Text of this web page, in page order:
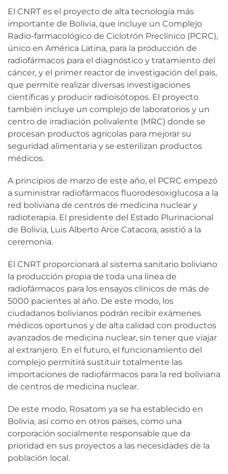
El CNRT es el proyecto de alta tecnología más
importante de Bolivia, que incluye un Complejo
Radio-farmacológico de Ciclotrón Preclínico (PCRC),
único en América Latina, para la producción de
radiofármacos para el diagnóstico y tratamiento del
cáncer, y el primer reactor de investigación del país,
que permite realizar diversas investigaciones
científicas y producir radioisótopos. El proyecto
también incluye un complejo de laboratorios y un
centro de irradiación polivalente (MRC) donde se
procesan productos agrícolas para mejorar su
seguridad alimentaria y se esterilizan productos
médicos.
A principios de marzo de este año, el PCRC empezó
a suministrar radiofármacos fluorodesoxiglucosa a la
red boliviana de centros de medicina nuclear y
radioterapia. El presidente del Estado Plurinacional
de Bolivia, Luis Alberto Arce Catacora, asistió a la
ceremonia.
El CNRT proporcionará al sistema sanitario boliviano
la producción propia de toda una línea de
radiofármacos para los ensayos clínicos de más de
5000 pacientes al año. De este modo, los
ciudadanos bolivianos podrán recibir exámenes
médicos oportunos y de alta calidad con productos
avanzados de medicina nuclear, sin tener que viajar
al extranjero. En el futuro, el funcionamiento del
complejo permitirá sustituir totalmente las
importaciones de radiofármacos para la red boliviana
de centros de medicina nuclear.
De este modo, Rosatom ya se ha establecido en
Bolivia, así como en otros países, como una
corporación socialmente responsable que da
prioridad en sus proyectos a las necesidades de la
población local.